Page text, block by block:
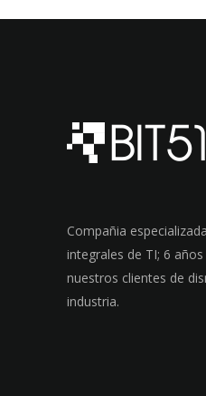
Compañia
integrales de TI; 6
nuestros clientes de
industria.